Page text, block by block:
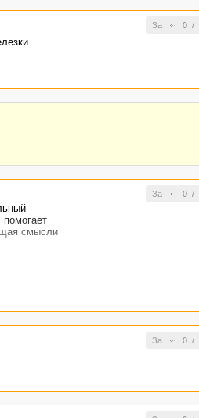
За 0/
За 0/
смысли
За 0/